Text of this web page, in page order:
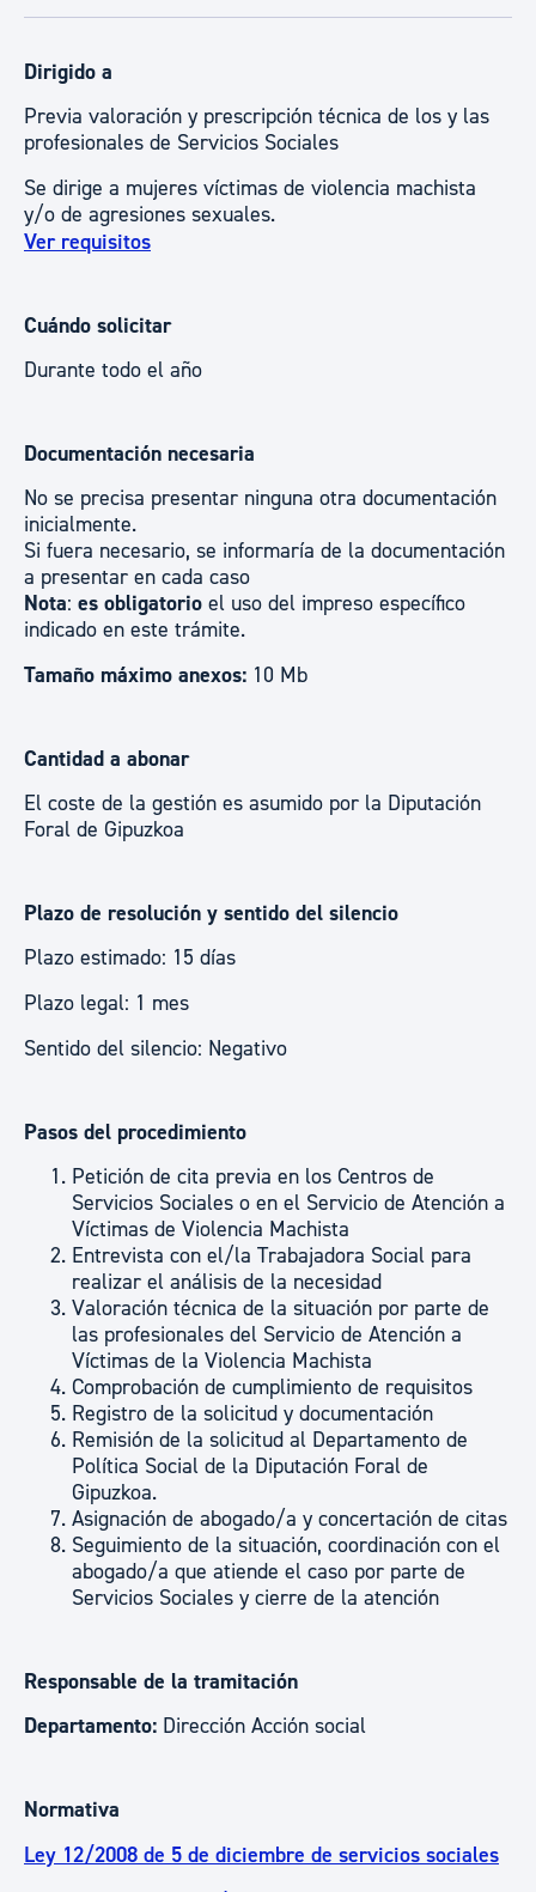
Dirigido a
Previa valoración y prescripción técnica de los y las
profesionales de Servicios Sociales
Se dirige a mujeres víctimas de violencia machista
y/o de agresiones sexuales.
Ver requisitos
Cuándo solicitar
Durante todo el año
Documentación necesaria
No se precisa presentar ninguna otra documentación
inicialmente.
Si fuera necesario, se informaría de la documentación
a presentar en cada caso
Nota: es obligatorio el uso del impreso específico
indicado en este trámite.
Tamaño máximo anexos: 10 Mb
Cantidad a abonar
El coste de la gestión es asumido por la Diputación
Foral de Gipuzkoa
Plazo de resolución y sentido del silencio
Plazo estimado: 15 días
Plazo legal: 1 mes
Sentido del silencio: Negativo
Pasos del procedimiento
Petición de cita previa en los Centros de
Servicios Sociales o en el Servicio de Atención a
Víctimas de Violencia Machista
Entrevista con el/la Trabajadora Social para
realizar el análisis de la necesidad
Valoración técnica de la situación por parte de
las profesionales del Servicio de Atención a
Víctimas de la Violencia Machista
Comprobación de cumplimiento de requisitos
Registro de la solicitud y documentación
Remisión de la solicitud al Departamento de
Política Social de la Diputación Foral de
Gipuzkoa.
Asignación de abogado/a y concertación de citas
Seguimiento de la situación, coordinación con el
abogado/a que atiende el caso por parte de
Servicios Sociales y cierre de la atención
Responsable de la tramitación
Departamento: Dirección Acción social
Normativa
Ley 12/2008 de 5 de diciembre de servicios sociales